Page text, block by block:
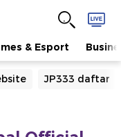
& Esport
JP333 daftar